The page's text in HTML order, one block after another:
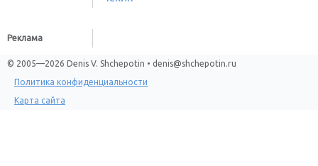
Реклама
© 2005—2026 Denis V. Shchepotin • denis@shchepotin.ru
Политика конфиденциальности
Карта сайта